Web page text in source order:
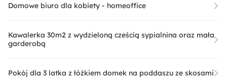
Domowe biuro dla kobiety - homeoffice
Kawalerka 30m2 z wydzieloną cześcią sypialnina oraz mała
garderobą
Pokój dla 3 latka z łóżkiem domek na poddaszu ze skosami